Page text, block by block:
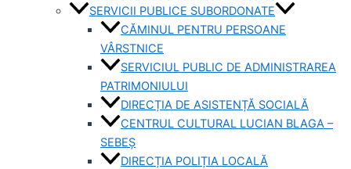
SERVICII PUBLICE SUBORDONATE
CĂMINUL PENTRU PERSOANE
VÂRSTNICE
SERVICIUL PUBLIC DE ADMINISTRAREA
PATRIMONIULUI
DIRECȚIA DE ASISTENȚĂ SOCIALĂ
CENTRUL CULTURAL LUCIAN BLAGA –
SEBEȘ
DIRECȚIA POLIȚIA LOCALĂ